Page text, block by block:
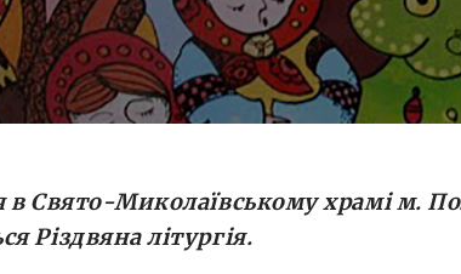
– запрошуйте вертеп Свято-
храму до себе – і ця радість
– наголошують організатори.
[…]
в Свято-Миколаївському храмі м.
Різдвяна літургія.